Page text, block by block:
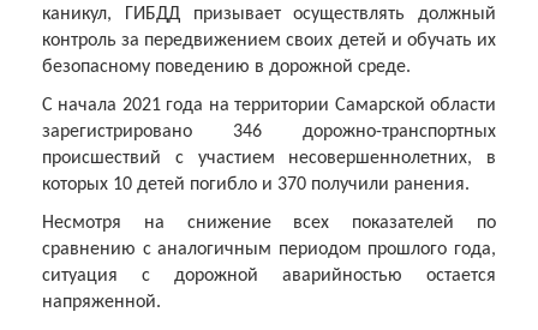
каникул, ГИБДД призывает осуществлять должный
контроль за передвижением своих детей и обучать их
безопасному поведению в дорожной среде.
С начала 2021 года на территории Самарской области
зарегистрировано 346 дорожно-транспортных
происшествий с участием несовершеннолетних, в
которых 10 детей погибло и 370 получили ранения.
Несмотря на снижение всех показателей по
сравнению с аналогичным периодом прошлого года,
ситуация с дорожной аварийностью остается
напряженной.